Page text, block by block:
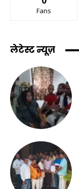
Fans
लेटेस्ट न्यूज़